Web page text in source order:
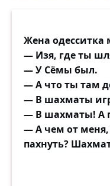
Жена одесситка
— Изя, где ты
— У Сёмы был.
— А что ты там
— В шахматы
— В шахматы! А
— А чем от
пахнуть?